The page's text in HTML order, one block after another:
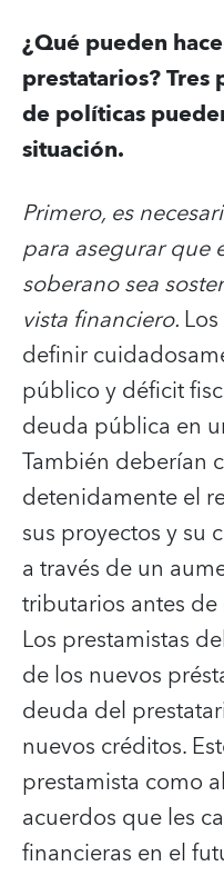
¿Qué pueden
prestatarios?
de políticas
situación.
Primero, es
para asegurar que
soberano sea
vista financiero.
definir
público y déficit
deuda pública en
También deberían
detenidamente el
sus proyectos y su
a través de un
tributarios antes
Los prestamistas
de los nuevos
deuda del
nuevos créditos.
prestamista como
acuerdos que les
financieras en el